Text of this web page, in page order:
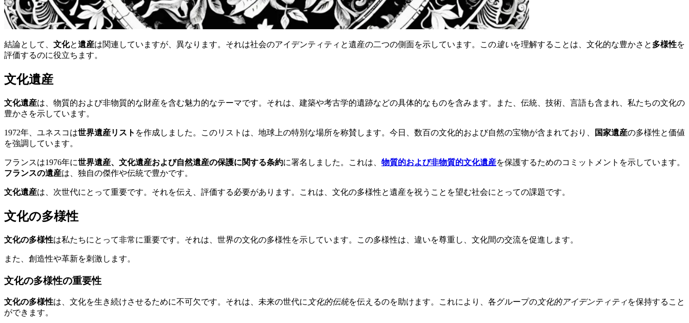
結論として、 文化と遺産は関連していますが、異なります。それは社会のアイデンティティと遺産の二つの側面を示しています。この違いを理解することは、文化的な豊かさと 多様性を
評価するのに役立ちます。
文化遺産
文化遺産は、物質的および非物質的な財産を含む魅力的なテーマです。それは、建築や考古学的遺跡などの具体的なものを含みます。また、伝統、技術、言語も含まれ、私たちの文化の
豊かさを示しています。
1972年、ユネスコは世界遺産リスト を作成しました。このリストは、地球上の特別な場所を称賛します。今日、数百の文化的および自然の宝物が含まれており、 国家遺産の多様性と価値
を強調しています。
フランスは1976年に世界遺産、文化遺産および自然遺産の保護に関する条約に署名しました。これは、 物質的および非物質的文化遺産を保護するためのコミットメントを示しています。
フランスの遺産は、独自の傑作や伝統で豊かです。
文化遺産は、次世代にとって重要です。それを伝え、評価する必要があります。これは、文化の多様性と遺産を祝うことを望む社会にとっての課題です。
文化の多様性
文化の多様性は私たちにとって非常に重要です。それは、世界の文化の多様性を示しています。この多様性は、違いを尊重し、文化間の交流を促進します。
また、創造性や革新を刺激します。
文化の多様性の重要性
文化の多様性は、文化を生き続けさせるために不可欠です。それは、未来の世代に文化的伝統を伝えるのを助けます。これにより、各グループの文化的アイデンティティを保持すること
ができます。